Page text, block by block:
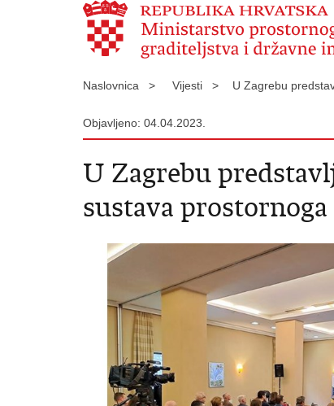
Naslovnica > Vijesti > U Zagrebu
Objavljeno: 04.04.2023.
U Zagrebu
sustava